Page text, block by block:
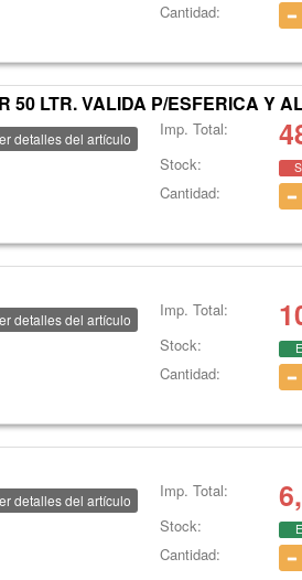
Cantidad:
50 LTR. VALIDA P/ESFERICA Y
detalles del artículo Imp. Total:
Stock:
Cantidad:
detalles del artículo Imp. Total:
Stock:
Cantidad:
detalles del artículo Imp. Total:
Stock:
Cantidad: